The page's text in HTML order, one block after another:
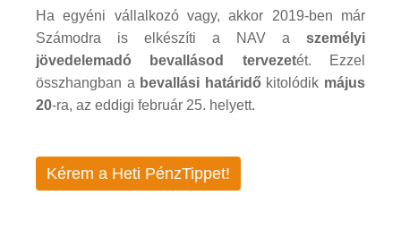
Ha egyéni vállalkozó vagy, akkor 2019-ben már
Számodra is elkészíti a NAV a személyi
jövedelemadó bevallásod tervezetét. Ezzel
összhangban a bevallási határidő kitolódik május
20-ra, az eddigi február 25. helyett.
Kérem a Heti PénzTippet!